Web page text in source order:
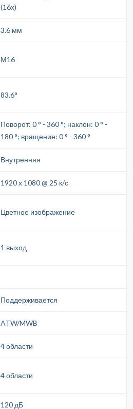
(16х)
3.6 мм
М16
83.6°
Поворот: 0 ° - 360 °; наклон: 0 ° -
180 °; вращение: 0 ° - 360 °
Внутренняя
1920 x 1080 @ 25 к/с
Цветное изображение
1 выход
Поддерживается
ATW/MWB
4 области
4 области
120 дБ